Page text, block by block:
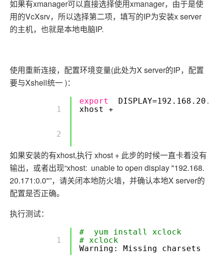
如果有xmanager可以直接选择使用xmanager，由于是使
用的VcXsrv，所以选择第二项，填写的IP为安装x server
的主机，也就是本地电脑IP.
使用重新连接，配置环境变量(此处为X server的IP，配置
要与Xshell统一 )：
        1
        2
export
xhost +
如果安装的有xhost,执行 xhost + 此步的时候一直卡着没有
输出，或者出现“xhost: unable to open display "192.168.
20.171:0.0"”，请关闭本地防火墙，并确认本地X server的
配置是否正确。
执行测试：
        1
# yum install xclock
# xclock
Warning: Missing charsets